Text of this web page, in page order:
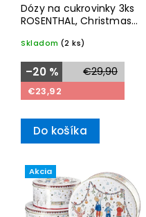
Dózy na cukrovinky 3ks
ROSENTHAL, Christmas
Skladom (2 ks)
€29,90
–20 %
€23,92
Do košíka
Akcia